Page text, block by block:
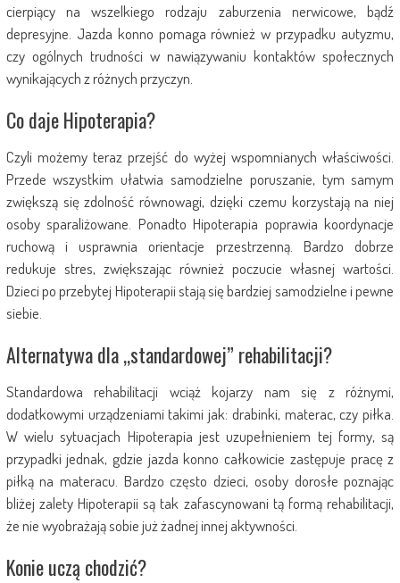
cierpiący na wszelkiego rodzaju zaburzenia nerwicowe, bądź
depresyjne. Jazda konno pomaga również w przypadku autyzmu,
czy ogólnych trudności w nawiązywaniu kontaktów społecznych
wynikających z różnych przyczyn.
Co daje Hipoterapia?
Czyli możemy teraz przejść do wyżej wspomnianych właściwości.
Przede wszystkim ułatwia samodzielne poruszanie, tym samym
zwiększą się zdolność równowagi, dzięki czemu korzystają na niej
osoby sparaliżowane. Ponadto Hipoterapia poprawia koordynacje
ruchową i usprawnia orientacje przestrzenną. Bardzo dobrze
redukuje stres, zwiększając również poczucie własnej wartości.
Dzieci po przebytej Hipoterapii stają się bardziej samodzielne i pewne
siebie.
Alternatywa dla ,,standardowej” rehabilitacji?
Standardowa rehabilitacji wciąż kojarzy nam się z różnymi,
dodatkowymi urządzeniami takimi jak: drabinki, materac, czy piłka.
W wielu sytuacjach Hipoterapia jest uzupełnieniem tej formy, są
przypadki jednak, gdzie jazda konno całkowicie zastępuje pracę z
piłką na materacu. Bardzo często dzieci, osoby dorosłe poznając
bliżej zalety Hipoterapii są tak zafascynowani tą formą rehabilitacji,
że nie wyobrażają sobie już żadnej innej aktywności.
Konie uczą chodzić?